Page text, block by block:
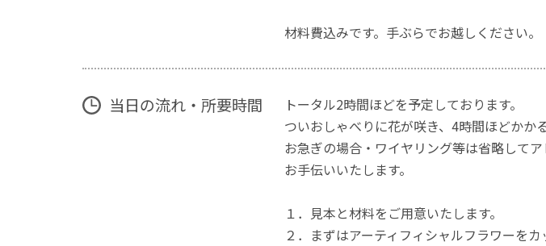
材料費込みです。手ぶらでお越しください。
当日の流れ・所要時間
トータル2時間ほどを予定しております。
ついおしゃべりに花が咲き、4時間ほどかか
お急ぎの場合・ワイヤリング等は省略して
お手伝いいたします。
１．見本と材料をご用意いたします。
２．まずはアーティフィシャルフラワーをカ